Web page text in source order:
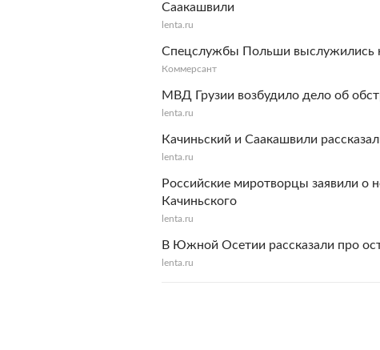
Саакашвили
lenta.ru
Спецслужбы Польши выслужились
Коммерсант
МВД Грузии возбудило дело об
lenta.ru
Качиньский и Саакашвили
lenta.ru
Российские миротворцы заявили о
Качиньского
lenta.ru
В Южной Осетии рассказали про
lenta.ru